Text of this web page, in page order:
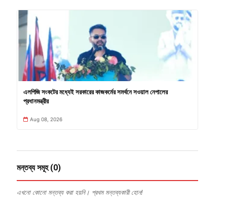
এলপিজি সংকটের মধ্যেই সরকারের কাজকর্মের সমর্থনে সওয়াল নেপালের
প্রধানমন্ত্রীর
Aug 08, 2026
মন্তব্য সমূহ (0)
এখনো কোনো মন্তব্য করা হয়নি। প্রথম মন্তব্যকারী হোন!